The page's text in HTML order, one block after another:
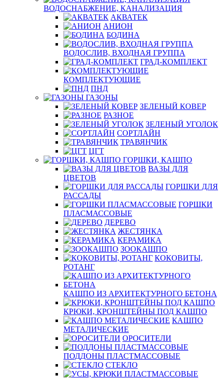
ВОДОСНАБЖЕНИЕ, КАНАЛИЗАЦИЯ
АКВАТЕК
АНИОН
БОДИНА
ВОДОСЛИВ, ВХОДНАЯ ГРУППА
ГРАД-КОМПЛЕКТ
КОМПЛЕКТУЮЩИЕ
ПНД
ГАЗОНЫ
ЗЕЛЕНЫЙ КОВЕР
РАЗНОЕ
ЗЕЛЕНЫЙ УГОЛОК
СОРТЛАЙН
ТРАВЯНЧИК
ЦГТ
ГОРШКИ, КАШПО
ВАЗЫ ДЛЯ
ЦВЕТОВ
ГОРШКИ ДЛЯ
РАССАДЫ
ГОРШКИ
ПЛАСМАССОВЫЕ
ДЕРЕВО
ЖЕСТЯНКА
КЕРАМИКА
ЗООКАШПО
КОКОВИТЫ,
РОТАНГ
КАШПО ИЗ АРХИТЕКТУРНОГО БЕТОНА
КРЮКИ, КРОНШТЕЙНЫ ПОД КАШПО
КАШПО
МЕТАЛИЧЕСКИЕ
ОРОСИТЕЛИ
ПОДДОНЫ ПЛАСТМАССОВЫЕ
СТЕКЛО